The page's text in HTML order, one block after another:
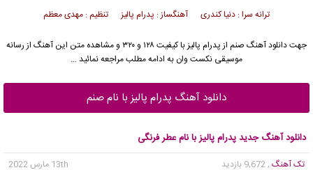
ترانه سرا : دنیا کندری آهنگساز : پدرام پالیز تنظیم : مهدی معظم
جهت دانلود آهنگ صنم از پدرام پالیز
با کیفیت ۱۲۸ و ۳۲۰ و مشاهده متن این آهنگ از رسانه
موسیقی نکست وان به ادامه مطلب مراجعه نمائید …
دانلود آهنگ پدرام پالیز با نام صنم
دانلود آهنگ جدید پدرام پالیز با نام عطر فرنگی
تک آهنگ , 9,672 بازدید
13th مارس 2022